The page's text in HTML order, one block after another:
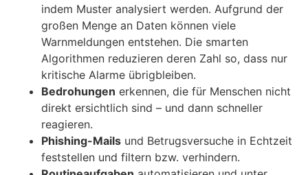
indem Muster analysiert werden. Aufgrund der
großen Menge an Daten können viele
Warnmeldungen entstehen. Die smarten
Algorithmen reduzieren deren Zahl so, dass nur
kritische Alarme übrigbleiben.
Bedrohungen erkennen, die für Menschen nicht
direkt ersichtlich sind – und dann schneller
reagieren.
Phishing-Mails und Betrugsversuche in Echtzeit
feststellen und filtern bzw. verhindern.